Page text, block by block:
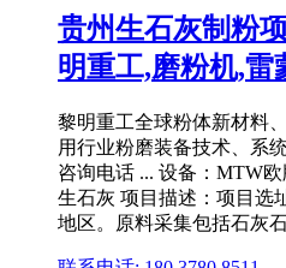
贵州生石灰制粉
明重工,磨粉机,雷
黎明重工全球粉体新材料
用行业粉磨装备技术、系
咨询电话 ... 设备：MTW
生石灰 项目描述：项目选
地区。原料采集包括石灰